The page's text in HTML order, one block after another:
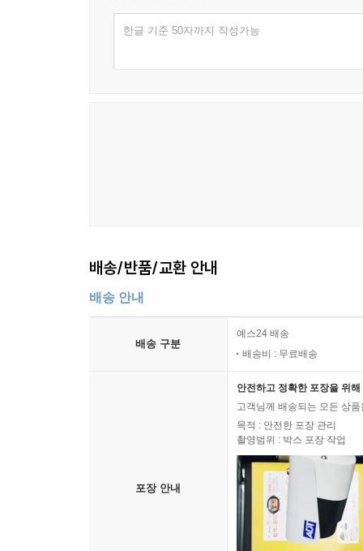
한글 기준 50자까지 작성가능
배송/반품/교환 안내
배송 안내
배송 구분
예스24 배송
배송비 : 무료배송
포장 안내
안전하고 정확한 포장을 위
고객님께 배송되는 모든 상
목적 : 안전한 포장 관리
촬영범위 : 박스 포장 작업